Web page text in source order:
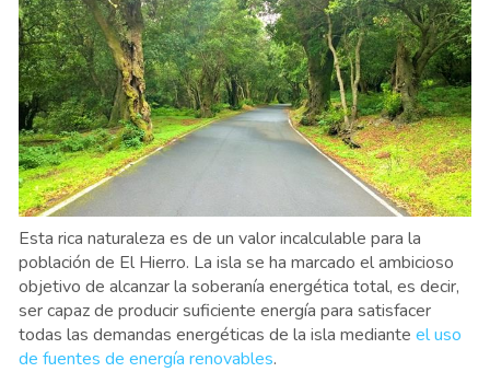
Esta rica naturaleza es de un valor incalculable para la
población de El Hierro. La isla se ha marcado el ambicioso
objetivo de alcanzar la soberanía energética total, es decir,
ser capaz de producir suficiente energía para satisfacer
todas las demandas energéticas de la isla mediante el uso
de fuentes de energía renovables.